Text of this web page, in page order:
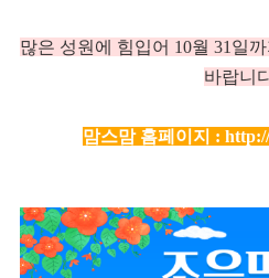
많은 성원에 힘입어 10월 31일
바랍니
맘스맘 홈페이지 :